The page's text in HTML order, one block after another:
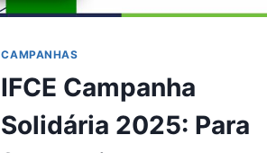
CAMPANHAS
IFCE Campanha
Solidária 2025: Para